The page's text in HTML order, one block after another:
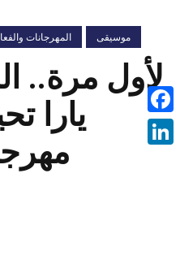
المهرجانات موسيقى
لأول مرة..
يارا